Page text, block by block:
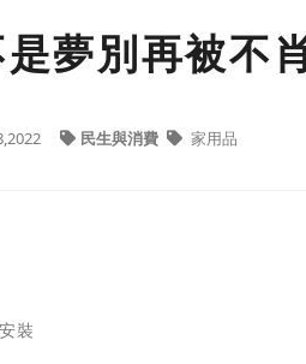
夢別再被不
民生與消費 家用品
裝